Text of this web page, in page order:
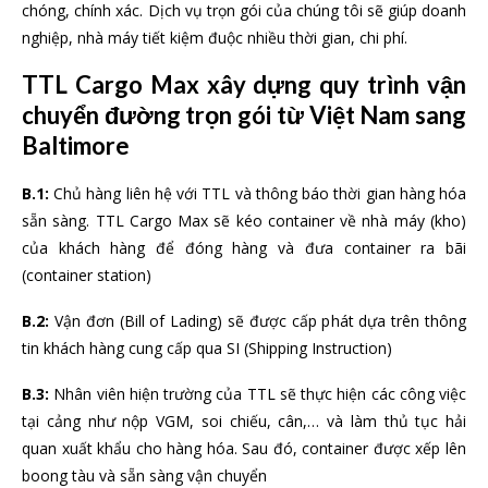
chóng, chính xác. Dịch vụ trọn gói của chúng tôi sẽ giúp doanh
nghiệp, nhà máy tiết kiệm đuộc nhiều thời gian, chi phí.
TTL Cargo Max xây dựng quy trình vận
chuyển đường trọn gói từ Việt Nam sang
Baltimore
B.1: Chủ hàng liên hệ với TTL và thông báo thời gian hàng hóa
sẵn sàng. TTL Cargo Max sẽ kéo container về nhà máy (kho)
của khách hàng để đóng hàng và đưa container ra bãi
(container station)
B.2: Vận đơn (Bill of Lading) sẽ được cấp phát dựa trên thông
tin khách hàng cung cấp qua SI (Shipping Instruction)
B.3: Nhân viên hiện trường của TTL sẽ thực hiện các công việc
tại cảng như nộp VGM, soi chiếu, cân,… và làm thủ tục hải
quan xuất khẩu cho hàng hóa. Sau đó, container được xếp lên
boong tàu và sẵn sàng vận chuyển